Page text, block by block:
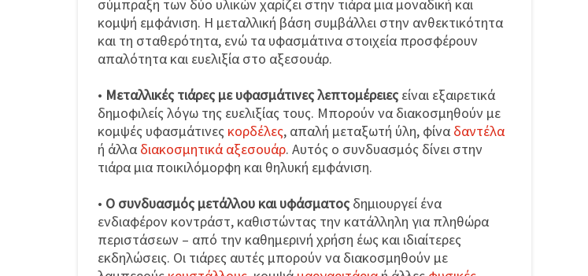
σύμπραξη των δύο υλικών χαρίζει στην τιάρα μια μοναδική και
κομψή εμφάνιση. Η μεταλλική βάση συμβάλλει στην ανθεκτικότητα
και τη σταθερότητα, ενώ τα υφασμάτινα στοιχεία προσφέρουν
απαλότητα και ευελιξία στο αξεσουάρ.
• Μεταλλικές τιάρες με υφασμάτινες λεπτομέρειεςείναι εξαιρετικά
δημοφιλείς λόγω της ευελιξίας τους. Μπορούν να διακοσμηθούν με
κομψές υφασμάτινες κορδέλες, απαλή μεταξωτή ύλη, φίνα δαντέλα
ή άλλα διακοσμητικά αξεσουάρ. Αυτός ο συνδυασμός δίνει στην
τιάρα μια ποικιλόμορφη και θηλυκή εμφάνιση.
• Ο συνδυασμός μετάλλου και υφάσματοςδημιουργεί ένα
ενδιαφέρον κοντράστ, καθιστώντας την κατάλληλη για πληθώρα
περιστάσεων – από την καθημερινή χρήση έως και ιδιαίτερες
εκδηλώσεις. Οι τιάρες αυτές μπορούν να διακοσμηθούν με